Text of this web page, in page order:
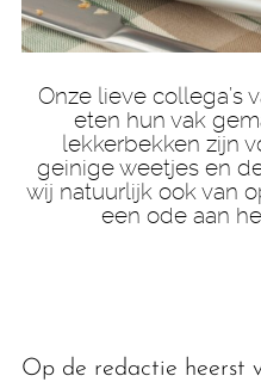
Onze lieve collega’s
eten hun vak
lekkerbekken zijn
geinige weetjes en
wij natuurlijk ook van
een ode aan
Op de redactie heerst